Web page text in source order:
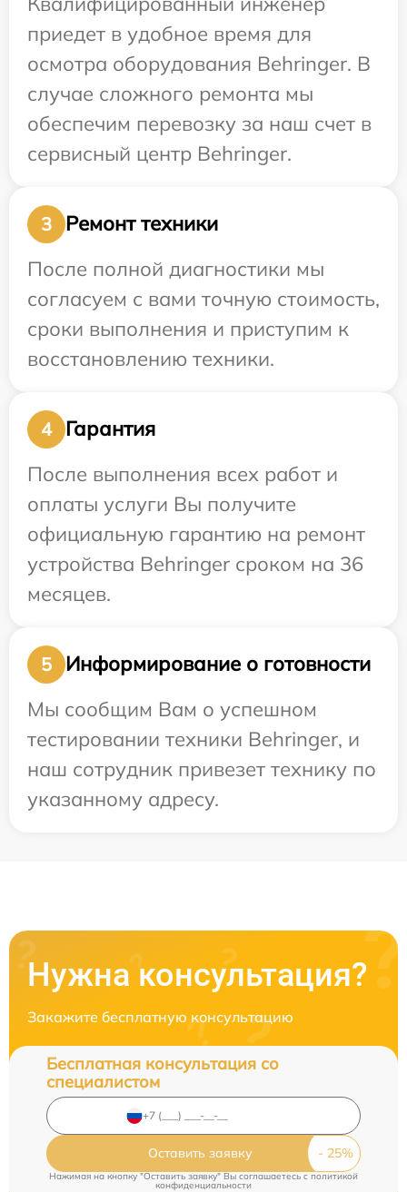
приедет в удобное время для
осмотра оборудования Behringer. В
случае сложного ремонта мы
обеспечим перевозку за наш счет в
сервисный центр Behringer.
3
Ремонт техники
После полной диагностики мы
согласуем с вами точную стоимость,
сроки выполнения и приступим к
восстановлению техники.
4
Гарантия
После выполнения всех работ и
оплаты услуги Вы получите
официальную гарантию на ремонт
устройства Behringer сроком на 36
месяцев.
5
Информирование о готовности
Мы сообщим Вам о успешном
тестировании техники Behringer, и
наш сотрудник привезет технику по
указанному адресу.
Нужна консультация?
Закажите бесплатную консультацию
Бесплатная консультация со
специалистом
Оставить заявку
Нажимая на кнопку "Оставить заявку" Вы соглашаетесь cполитикой
конфиденциальности